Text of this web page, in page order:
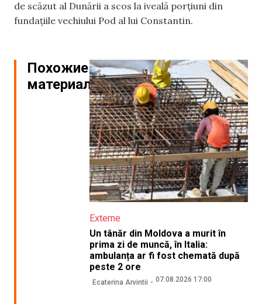
de scăzut al Dunării a scos la iveală porţiuni din
fundaţiile vechiului Pod al lui Constantin.
Похожие
материалы
Externe
Un tânăr din Moldova a murit în
prima zi de muncă, în Italia:
ambulanța ar fi fost chemată după
peste 2 ore
Ecaterina Arvintii 07.08.2026 17:00